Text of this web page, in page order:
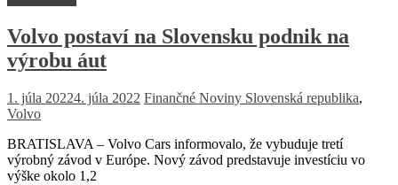
Volvo postaví na Slovensku podnik na
výrobu áut
1. júla 20224. júla 2022 Finančné Noviny Slovenská republika,
Volvo
BRATISLAVA – Volvo Cars informovalo, že vybuduje tretí
výrobný závod v Európe. Nový závod predstavuje investíciu vo
výške okolo 1,2